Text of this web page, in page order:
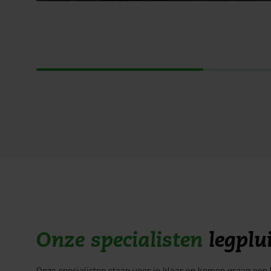
Onze specialisten